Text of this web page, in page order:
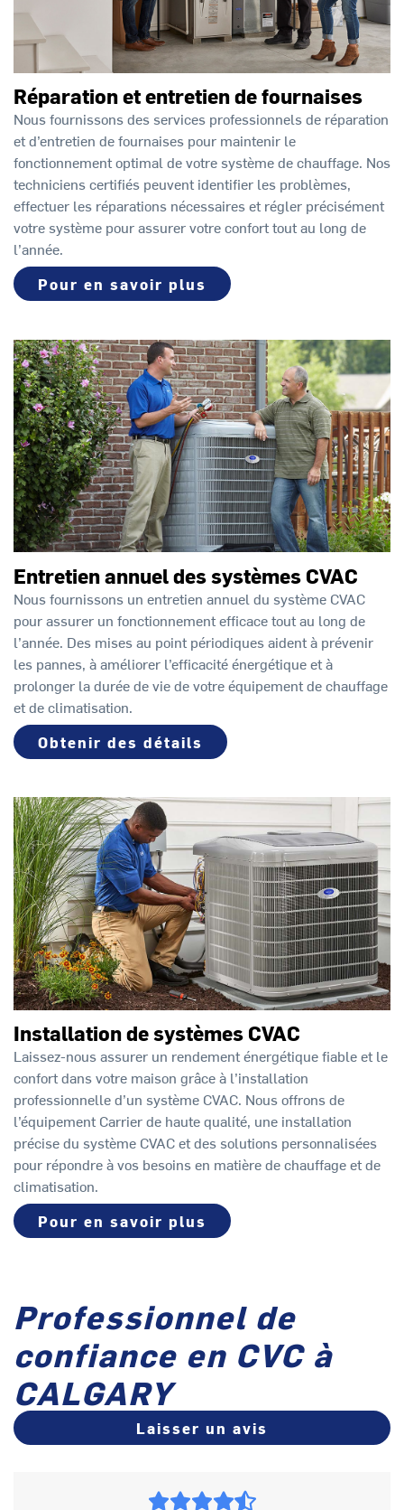
Réparation et entretien de fournaises
Nous fournissons des services professionnels de réparation
et d’entretien de fournaises pour maintenir le
fonctionnement optimal de votre système de chauffage. Nos
techniciens certifiés peuvent identifier les problèmes,
effectuer les réparations nécessaires et régler précisément
votre système pour assurer votre confort tout au long de
l’année.
Pour en savoir plus
Entretien annuel des systèmes CVAC
Nous fournissons un entretien annuel du système CVAC
pour assurer un fonctionnement efficace tout au long de
l’année. Des mises au point périodiques aident à prévenir
les pannes, à améliorer l’efficacité énergétique et à
prolonger la durée de vie de votre équipement de chauffage
et de climatisation.
Obtenir des détails
Installation de systèmes CVAC
Laissez-nous assurer un rendement énergétique fiable et le
confort dans votre maison grâce à l’installation
professionnelle d’un système CVAC. Nous offrons de
l’équipement Carrier de haute qualité, une installation
précise du système CVAC et des solutions personnalisées
pour répondre à vos besoins en matière de chauffage et de
climatisation.
Pour en savoir plus
Professionnel de
confiance en CVC à
CALGARY
Laisser un avis